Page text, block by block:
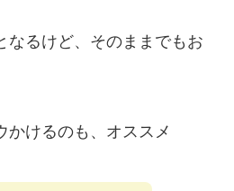
なるけど、そのままでもお
かけるのも、オススメ